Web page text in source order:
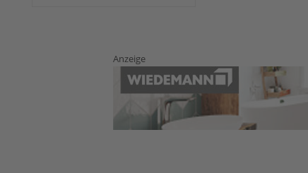
Anzeige